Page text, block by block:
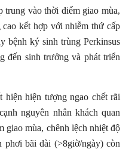
trung vào thời điểm giao mùa,
kết hợp với nhiễm thứ cấp
bệnh ký sinh trùng Perkinsus
đến sinh trưởng và phát triển
hiện hiện tượng ngao chết rãi
nguyên nhân khách quan
giao mùa, chênh lệch nhiệt độ
phơi bãi dài (>8giờ/ngày) còn